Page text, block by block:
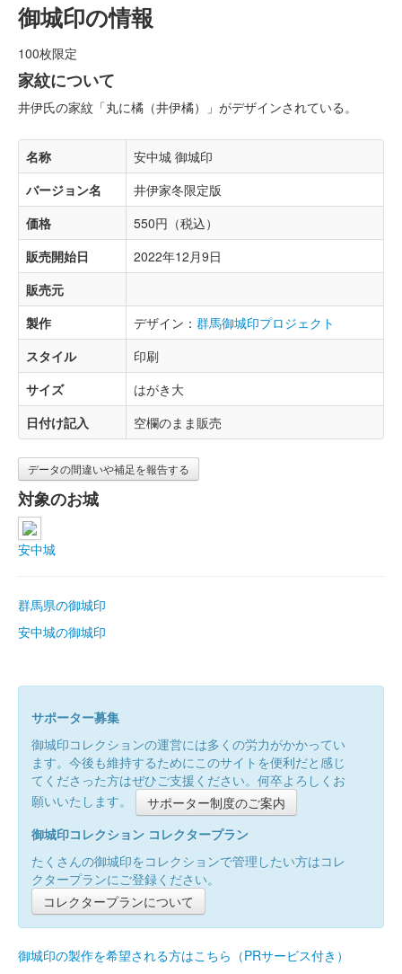
御城印の情報
100枚限定
家紋について
井伊氏の家紋「丸に橘（井伊橘）」がデザインされている。
名称
安中城 御城印
バージョン名
井伊家冬限定版
価格
550円（税込）
販売開始日
2022年12月9日
販売元
製作
デザイン： 群馬御城印プロジェクト
スタイル
印刷
サイズ
はがき大
日付け記入
空欄のまま販売
データの間違いや補足を報告する
対象のお城
安中城
群馬県の御城印
安中城の御城印
サポーター募集
御城印コレクションの運営には多くの労力がかかってい
ます。今後も維持するためにこのサイトを便利だと感じ
てくださった方はぜひご支援ください。何卒よろしくお
願いいたします。
サポーター制度のご案内
御城印コレクション コレクタープラン
たくさんの御城印をコレクションで管理したい方はコレ
クタープランにご登録ください。
コレクタープランについて
御城印の製作を希望される方はこちら（PRサービス付き）